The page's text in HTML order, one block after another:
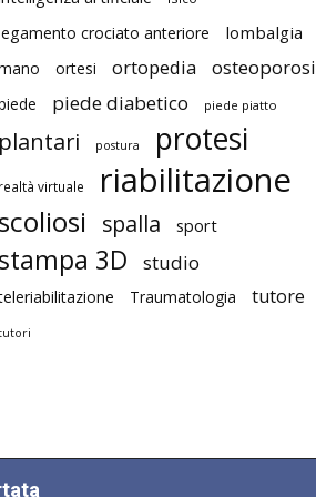
crociato anteriore lombalgia
ortesi ortopedia osteoporosi
piede diabetico piede piatto
plantari postura protesi
realtà virtuale riabilitazione
scoliosi spalla sport
stampa 3D studio
Traumatologia tutore